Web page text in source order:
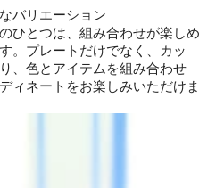
バリエーション
ひとつは、組み合わせが楽しめ
。プレートだけでなく、カッ
、色とアイテムを組み合わせ
ィネートをお楽しみいただけま